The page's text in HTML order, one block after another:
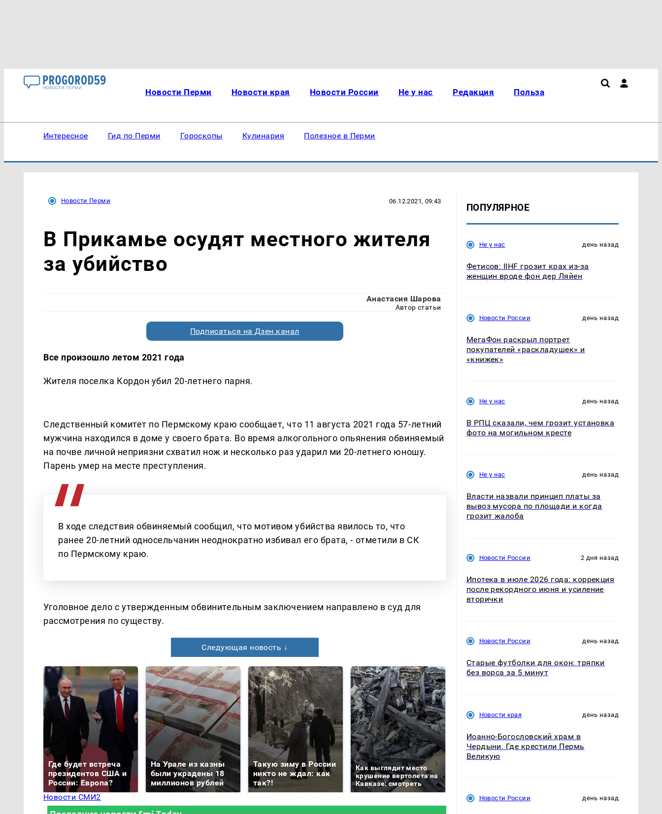
Новости Перми Новости края Новости России Не у нас Редакция Польза
Интересное Гид по Перми Гороскопы Кулинария Полезное в Перми
Новости Перми 06.12.2021, 09:43
В Прикамье осудят местного жителя
за убийство
Анастасия Шарова
Автор статьи
Подписаться на Дзен.канал
Все произошло летом 2021 года
Жителя поселка Кордон убил 20-летнего парня.
Следственный комитет по Пермскому краю сообщает, что 11 августа 2021 года 57-летний
мужчина находился в доме у своего брата. Во время алкогольного опьянения обвиняемый
на почве личной неприязни схватил нож и несколько раз ударил ми 20-летнего юношу.
Парень умер на месте преступления.
В ходе следствия обвиняемый сообщил, что мотивом убийства явилось то, что
ранее 20-летний односельчанин неоднократно избивал его брата, - отметили в СК
по Пермскому краю.
Уголовное дело с утвержденным обвинительным заключением направлено в суд для
рассмотрения по существу.
Следующая новость ↓
Где будет встреча
президентов США и
России: Европа?
На Урале из казны
были украдены 18
миллионов рублей
Такую зиму в России
никто не ждал: как
так?!
Как выглядит место
крушение вертолета на
Кавказе: смотреть
Новости СМИ2
ПОПУЛЯРНОЕ
Не у нас день назад
Фетисов: IIHF грозит крах из-за
женщин вроде фон дер Ляйен
Новости России день назад
МегаФон раскрыл портрет
покупателей «раскладушек» и
«книжек»
Не у нас день назад
В РПЦ сказали, чем грозит установка
фото на могильном кресте
Не у нас день назад
Власти назвали принцип платы за
вывоз мусора по площади и когда
грозит жалоба
Новости России 2 дня назад
Ипотека в июле 2026 года: коррекция
после рекордного июня и усиление
вторички
Новости России день назад
Старые футболки для окон: тряпки
без ворса за 5 минут
Новости края день назад
Иоанно-Богословский храм в
Чердыни. Где крестили Пермь
Великую
Новости России день назад